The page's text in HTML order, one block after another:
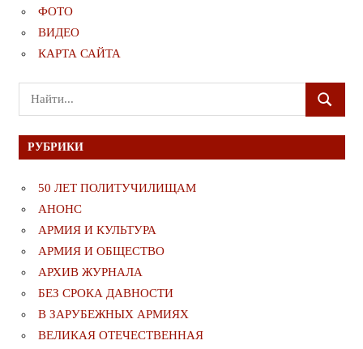
ФОТО
ВИДЕО
КАРТА САЙТА
Поиск
для:
ПОИСК
РУБРИКИ
50 ЛЕТ ПОЛИТУЧИЛИЩАМ
АНОНС
АРМИЯ И КУЛЬТУРА
АРМИЯ И ОБЩЕСТВО
АРХИВ ЖУРНАЛА
БЕЗ СРОКА ДАВНОСТИ
В ЗАРУБЕЖНЫХ АРМИЯХ
ВЕЛИКАЯ ОТЕЧЕСТВЕННАЯ